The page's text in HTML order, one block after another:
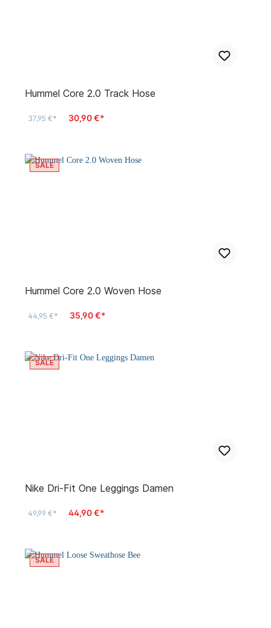
Hummel Core 2.0 Track Hose
37,95 €* 30,90 €*
SALE
Hummel Core 2.0 Woven Hose
44,95 €* 35,90 €*
SALE
Nike Dri-Fit One Leggings Damen
49,99 €* 44,90 €*
SALE